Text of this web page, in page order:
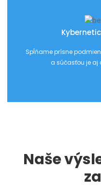
Spĺňame prísne
a súčasťou je aj
Naše